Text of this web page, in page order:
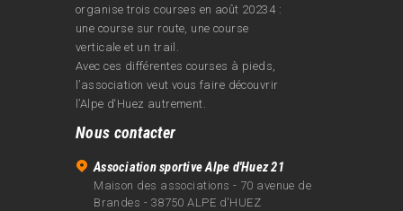
organise trois courses en août 20234 :
une course sur route, une course
verticale et un trail.
Avec ces différentes courses à pieds,
l’association veut vous faire découvrir
l’Alpe d‘Huez autrement.
Nous contacter
Association sportive Alpe d'Huez 21
Maison des associations - 70 avenue de
Brandes - 38750 ALPE d'HUEZ